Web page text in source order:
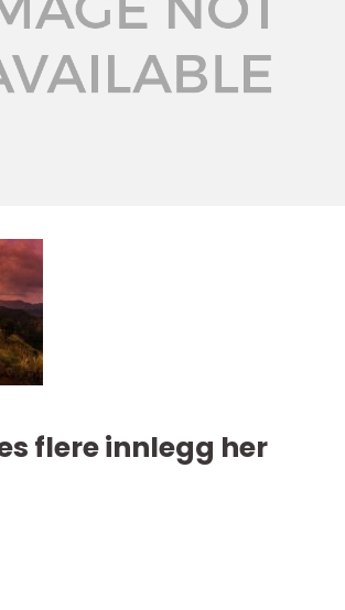
flere innlegg her